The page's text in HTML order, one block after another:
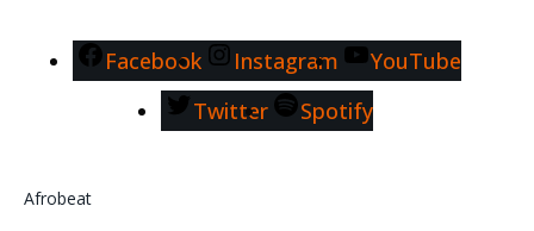
Facebook Instagram
YouTube
Twitter
Spotify
Afrobeat